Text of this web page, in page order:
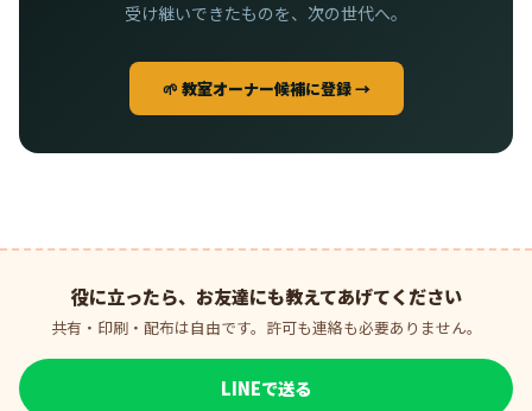
受け継いできたものを、次の世代へ。
🌱 教室オーナー候補に登録 →
役に立ったら、お友達にも教えてあげてください
共有・印刷・配布は自由です。許可も連絡も必要ありません。
LINEで送る